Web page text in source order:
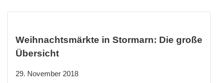
Weihnachtsmärkte in Stormarn: Die große
Übersicht
29. November 2018